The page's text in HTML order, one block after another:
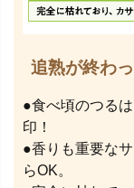
追熟が終わ
●食べ頃のつる
印！
●香りも重要な
らOK。